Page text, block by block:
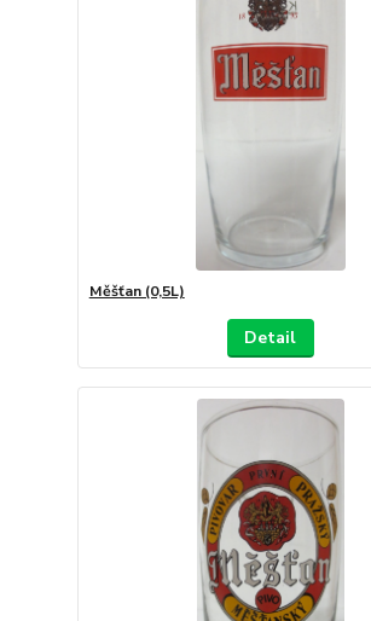
Měšťan (0,5L)
Detail